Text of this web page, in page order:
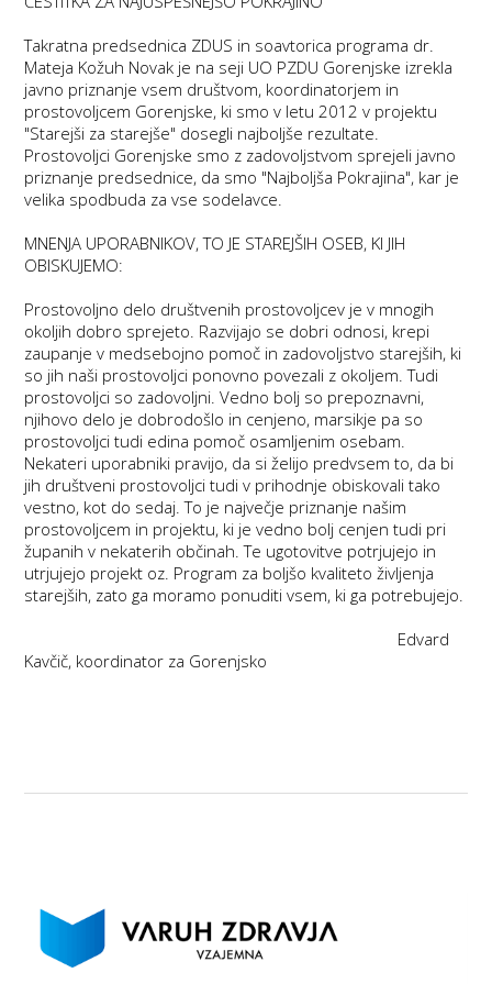
Takratna predsednica ZDUS in soavtorica programa dr.
Mateja Kožuh Novak je na seji UO PZDU Gorenjske izrekla
javno priznanje vsem društvom, koordinatorjem in
prostovoljcem Gorenjske, ki smo v letu 2012 v projektu
"Starejši za starejše" dosegli najboljše rezultate.
Prostovoljci Gorenjske smo z zadovoljstvom sprejeli javno
priznanje predsednice, da smo "Najboljša Pokrajina", kar je
velika spodbuda za vse sodelavce.
MNENJA UPORABNIKOV, TO JE STAREJŠIH OSEB, KI JIH
OBISKUJEMO:
Prostovoljno delo društvenih prostovoljcev je v mnogih
okoljih dobro sprejeto. Razvijajo se dobri odnosi, krepi
zaupanje v medsebojno pomoč in zadovoljstvo starejših, ki
so jih naši prostovoljci ponovno povezali z okoljem. Tudi
prostovoljci so zadovoljni. Vedno bolj so prepoznavni,
njihovo delo je dobrodošlo in cenjeno, marsikje pa so
prostovoljci tudi edina pomoč osamljenim osebam.
Nekateri uporabniki pravijo, da si želijo predvsem to, da bi
jih društveni prostovoljci tudi v prihodnje obiskovali tako
vestno, kot do sedaj. To je največje priznanje našim
prostovoljcem in projektu, ki je vedno bolj cenjen tudi pri
županih v nekaterih občinah. Te ugotovitve potrjujejo in
utrjujejo projekt oz. Program za boljšo kvaliteto življenja
starejših, zato ga moramo ponuditi vsem, ki ga potrebujejo.
Edvard
Kavčič, koordinator za Gorenjsko